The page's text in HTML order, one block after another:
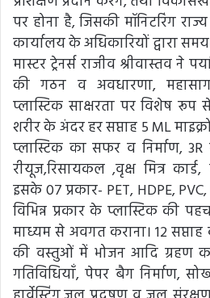
पर होना है, जिसकी मॉनिटरिंग
कार्यालय के अधिकारियों द्वारा
मास्टर ट्रेनर्स राजीव श्रीवास्तव
की गठन व अवधारणा,
प्लास्टिक साक्षरता पर विशेष
शरीर के अंदर हर सप्ताह 5 ML
प्लास्टिक का सफर व निर्माण,
रीयूज,रिसायकल ,वृक्ष मित्र
इसके 07 प्रकार- PET, HDPE,
विभिन्न प्रकार के प्लास्टिक की
माध्यम से अवगत कराना। 12 सप्ताह
की वस्तुओं में भोजन आदि ग्रहण
गतिविधियाँ, पेपर बैग निर्माण,